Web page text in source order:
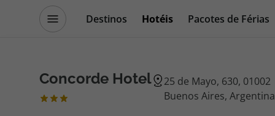
Destinos Hotéis
Pacotes de Férias
Concorde Hotel
25 de Mayo, 630, 01002
Buenos Aires, Argentina